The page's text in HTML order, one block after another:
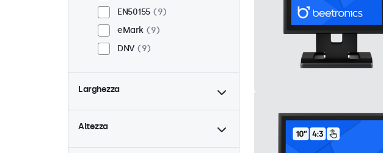
EN50155
9
eMark
9
DNV
9
Larghezza
Altezza